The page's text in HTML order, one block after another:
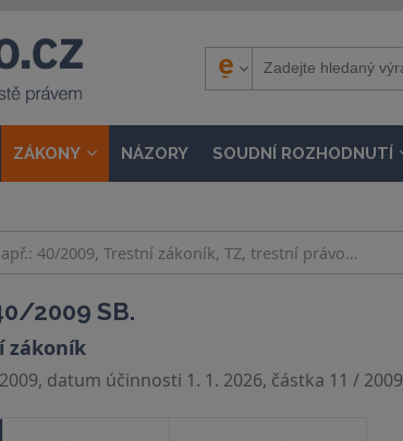
ZÁKONY NÁZORY SOUDNÍ ROZHODNUTÍ
2009 SB.
zákoník
datum účinnosti 1. 1. 2026, částka 11 / 2009